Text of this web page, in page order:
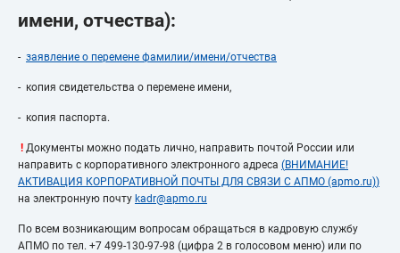
имени, отчества):
- заявление о перемене фамилии/имени/отчества
- копия свидетельства о перемене имени,
- копия паспорта.
! Документы можно подать лично, направить почтой России или
направить с корпоративного электронного адреса (ВНИМАНИЕ!
АКТИВАЦИЯ КОРПОРАТИВНОЙ ПОЧТЫ ДЛЯ СВЯЗИ С АПМО (apmo.ru))
на электронную почту kadr@apmo.ru
По всем возникающим вопросам обращаться в кадровую службу
АПМО по тел. +7 499-130-97-98 (цифра 2 в голосовом меню) или по